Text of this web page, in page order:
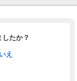
たか？
え